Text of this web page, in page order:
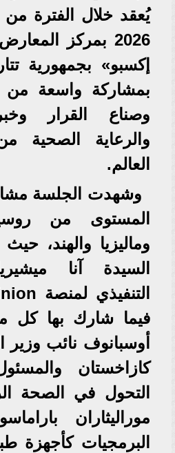
2026 بمركز
إكسبو» بجمهورية
بمشاركة واسعة من
وصناع القرار
والرعاية
العالم.
وشهدت الجلسة
المستوى من
وماليزيا والهند،
السيدة آنا
فيما شارك بها كل
أوسبانوف نائب وزير
كازاخستان
التحول في الصحة
موراليثاران